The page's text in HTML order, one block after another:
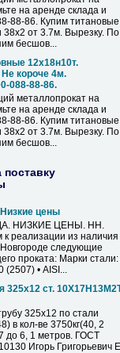
на аренде склада и
88-86. Купим титановые
38х2 от 3.7м. Вырезку. По
бесшов...
12х18н10т.
короче 4м.
088-88-86.
металлопрокат на
на аренде склада и
88-86. Купим титановые
38х2 от 3.7м. Вырезку. По
бесшов...
цены
НИЗКИЕ ЦЕНЫ. НН.
к реализации из наличия
следующие
проката: Марки стали:
(2507) • AISI...
325х12 ст.
325х12 по стали
в кол-ве 3750кг(40, 2
до 6, 1 метров. ГОСТ
Игорь Григорьевич